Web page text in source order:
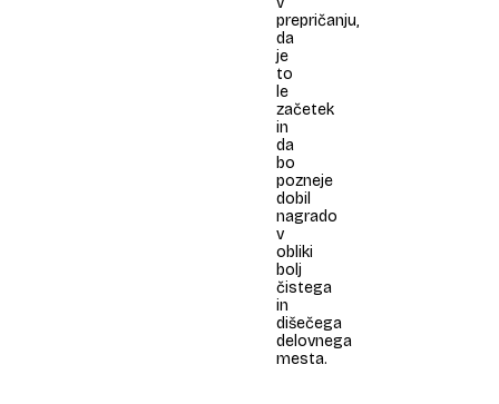
prepričanju,
da
je
to
le
začetek
in
da
bo
pozneje
dobil
nagrado
v
obliki
bolj
čistega
in
dišečega
delovnega
mesta.